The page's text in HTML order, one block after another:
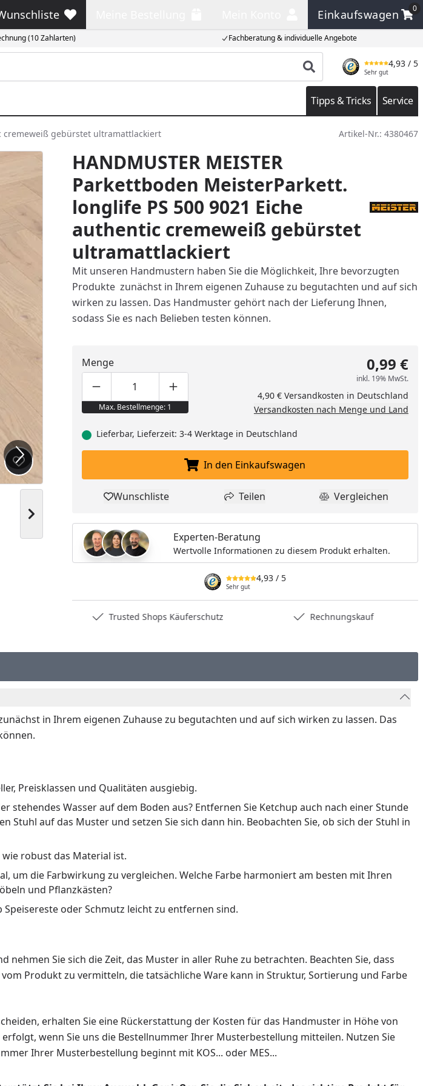
(10 Zahlarten) Fachberatung & individuelle Angebote
Einkaufswagen
0
Einkaufswagen
Produkt suchen
4,93 / 5
Sehr gut
Tipps & Tricks Service
cremeweiß gebürstet ultramattlackiert Artikel-Nr.: 4380467
Nächstes Bild anzeigen
Produkt zur Wunschliste hinzufügen
HANDMUSTER MEISTER
Parkettboden MeisterParkett.
longlife PS 500 9021 Eiche
authentic cremeweiß gebürstet
ultramattlackiert
Mit unseren Handmustern haben Sie die Möglichkeit, Ihre bevorzugten
Produkte zunächst in Ihrem eigenen Zuhause zu begutachten und auf sich
wirken zu lassen. Das Handmuster gehört nach der Lieferung Ihnen,
sodass Sie es nach Belieben testen können.
Menge
Produktmenge um eins verringern
Produktmenge manuell eingeben
Produktmenge um eins erhöhen
Max. Bestellmenge: 1
0,99 €
inkl. 19% MwSt.
4,90 € Versandkosten in Deutschland
Versandkosten nach Menge und Land
Lieferbar, Lieferzeit: 3-4 Werktage in Deutschland
In den Einkaufswagen legen
In den Einkaufswagen
Produkt zur Wunschliste hinzufügen
Wunschliste Teilen
Teilen Produkt
Vergleichen
Experten-Beratung
Wertvolle Informationen zu diesem Produkt erhalten.
4,93 / 5
Sehr gut
Trusted Shops Käuferschutz Rechnungskauf
in Ihrem eigenen Zuhause zu begutachten und auf sich wirken zu lassen. Das
Preisklassen und Qualitäten ausgiebig.
stehendes Wasser auf dem Boden aus? Entfernen Sie Ketchup auch nach einer Stunde
Stuhl auf das Muster und setzen Sie sich dann hin. Beobachten Sie, ob sich der Stuhl in
robust das Material ist.
um die Farbwirkung zu vergleichen. Welche Farbe harmoniert am besten mit Ihren
und Pflanzkästen?
oder Schmutz leicht zu entfernen sind.
Sie sich die Zeit, das Muster in aller Ruhe zu betrachten. Beachten Sie, dass
Produkt zu vermitteln, die tatsächliche Ware kann in Struktur, Sortierung und Farbe
erhalten Sie eine Rückerstattung der Kosten für das Handmuster in Höhe von
wenn Sie uns die Bestellnummer Ihrer Musterbestellung mitteilen. Nutzen Sie
Ihrer Musterbestellung beginnt mit KOS... oder MES...